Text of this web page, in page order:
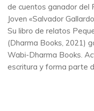
de cuentos ganador del
Joven «Salvador
Su libro de relatos
(Dharma Books, 2021)
Wabi-Dharma Books.
escritura y forma parte